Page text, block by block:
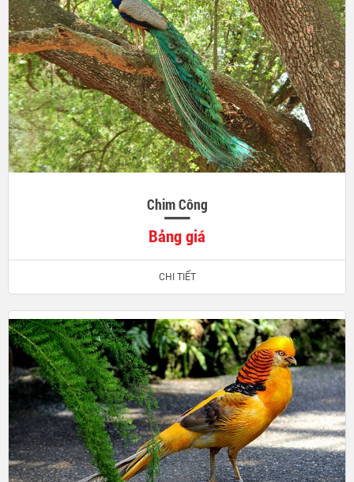
Chim Công
Bảng giá
CHI TIẾT